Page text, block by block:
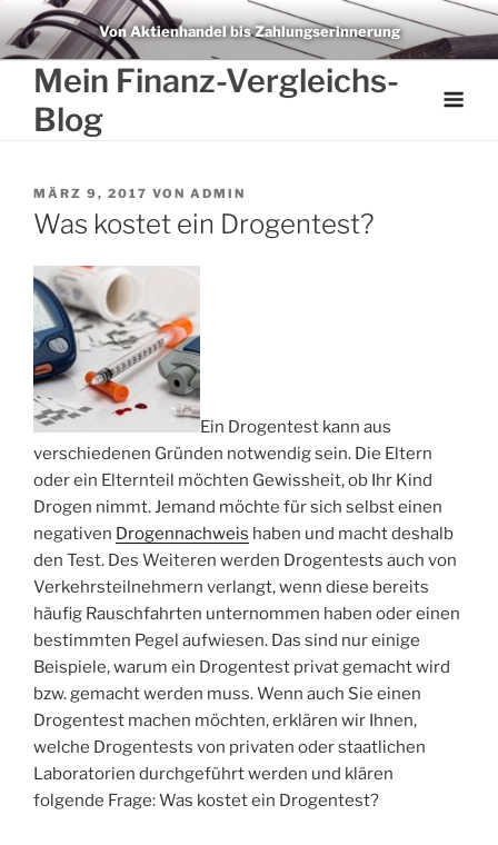
Weiter
zum
Inhalt
Von Aktienhandel bis Zahlungserinnerung
Mein Finanz-Vergleichs-
Blog
VERÖFFENTLICHT
AM
MÄRZ 9, 2017 VON ADMIN
Was kostet ein Drogentest?
Ein Drogentest kann aus
verschiedenen Gründen notwendig sein. Die Eltern
oder ein Elternteil möchten Gewissheit, ob Ihr Kind
Drogen nimmt. Jemand möchte für sich selbst einen
negativen Drogennachweis haben und macht deshalb
den Test. Des Weiteren werden Drogentests auch von
Verkehrsteilnehmern verlangt, wenn diese bereits
häufig Rauschfahrten unternommen haben oder einen
bestimmten Pegel aufwiesen. Das sind nur einige
Beispiele, warum ein Drogentest privat gemacht wird
bzw. gemacht werden muss. Wenn auch Sie einen
Drogentest machen möchten, erklären wir Ihnen,
welche Drogentests von privaten oder staatlichen
Laboratorien durchgeführt werden und klären
folgende Frage: Was kostet ein Drogentest?